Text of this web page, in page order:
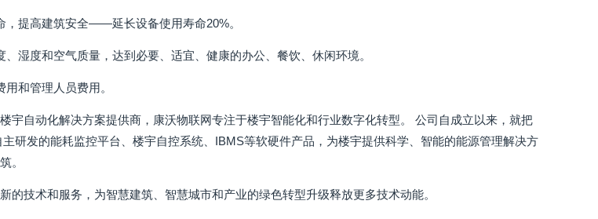
，提高建筑安全——延长设备使用寿命20%。
湿度和空气质量，达到必要、适宜、健康的办公、餐饮、休闲环境。
和管理人员费用。
宇自动化解决方案提供商，康沃物联网专注于楼宇智能化和行业数字化转型。 公司自成立以来，就把
研发的能耗监控平台、楼宇自控系统、IBMS等软硬件产品，为楼宇提供科学、智能的能源管理解决方
。
的技术和服务，为智慧建筑、智慧城市和产业的绿色转型升级释放更多技术动能。